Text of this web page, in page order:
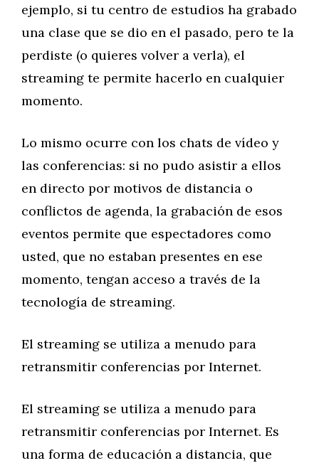
ejemplo, si tu centro de estudios ha grabado
una clase que se dio en el pasado, pero te la
perdiste (o quieres volver a verla), el
streaming te permite hacerlo en cualquier
momento.
Lo mismo ocurre con los chats de vídeo y
las conferencias: si no pudo asistir a ellos
en directo por motivos de distancia o
conflictos de agenda, la grabación de esos
eventos permite que espectadores como
usted, que no estaban presentes en ese
momento, tengan acceso a través de la
tecnología de streaming.
El streaming se utiliza a menudo para
retransmitir conferencias por Internet.
El streaming se utiliza a menudo para
retransmitir conferencias por Internet. Es
una forma de educación a distancia, que